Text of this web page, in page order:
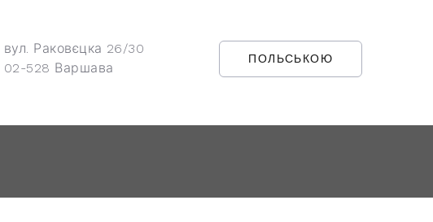
вул. Раковєцка 26/30
02-528 Варшава
ПОЛЬСЬКОЮ